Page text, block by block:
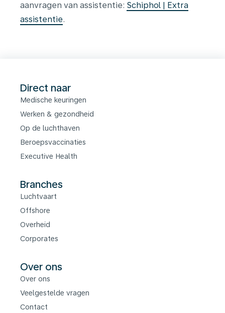
aanvragen van assistentie: Schiphol | Extra
assistentie.
Direct naar
Medische keuringen
Werken & gezondheid
Op de luchthaven
Beroepsvaccinaties
Executive Health
Branches
Luchtvaart
Offshore
Overheid
Corporates
Over ons
Over ons
Veelgestelde vragen
Contact